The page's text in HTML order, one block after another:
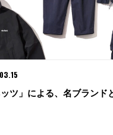
ツ」による、名ブランド